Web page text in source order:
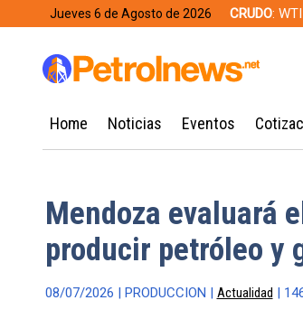
Jueves 6 de Agosto de 2026 CRUDO:
Home Noticias Eventos
Mendoza evaluará
producir petróleo y
08/07/2026 | PRODUCCION | Actualidad |